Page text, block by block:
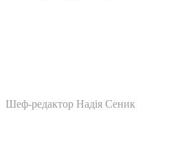
Шеф-редактор Надія Сеник